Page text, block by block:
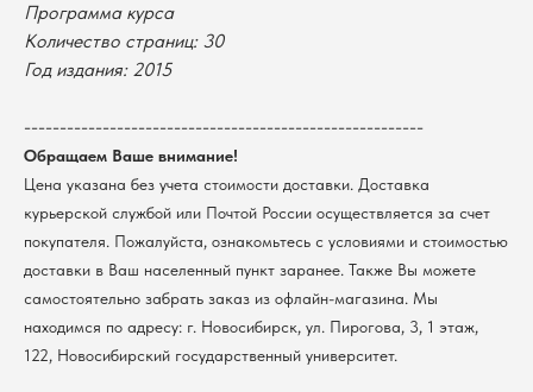
Программа курса
Количество страниц: 30
Год издания: 2015
--------------------------------------------------------
Обращаем Ваше внимание!
Цена указана без учета стоимости доставки. Доставка
курьерской службой или Почтой России осуществляется за счет
покупателя. Пожалуйста, ознакомьтесь с условиями и стоимостью
доставки в Ваш населенный пункт заранее. Также Вы можете
самостоятельно забрать заказ из офлайн-магазина. Мы
находимся по адресу: г. Новосибирск, ул. Пирогова, 3, 1 этаж,
122, Новосибирский государственный университет.
Доставка
Контакты
Мерч НГУ
Согласие на обработку персональных данных
пользователей сайта
Новосибирский государственный
университет
ИНН 5408106490
КПП 540801001